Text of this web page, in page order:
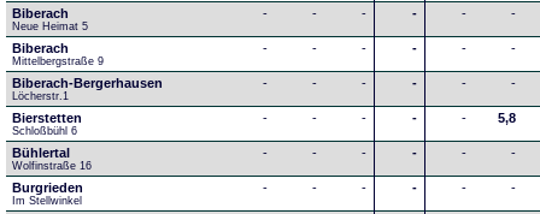
Biberach
Neue Heimat 5
- - - - - -
Biberach
Mittelbergstraße 9
- - - - - -
Biberach-Bergerhausen
Löcherstr.1
- - - - - -
Bierstetten
Schloßbühl 6
- - - - - 5,8
Bühlertal
Wolfinstraße 16
- - - - - -
Burgrieden
Im Stellwinkel
- - - - - -